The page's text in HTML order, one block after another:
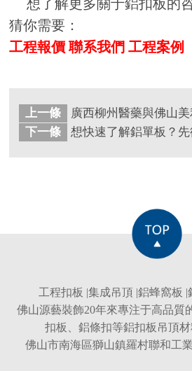
想了解更多關于鋁扣板的
猜你需要：
工程報價 聯系我們 工程案例
上一條
下一條
工程扣板 |集成吊頂|鋁蜂窩板 |
佛山源藝裝飾20年來專注于高品質
扣板
鋁條扣等鋁扣板吊頂材
佛山市南海區獅山鎮羅村聯和工